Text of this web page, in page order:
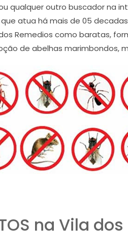
qualquer outro buscador na
atua há mais de 05
Remedios como baratas,
de abelhas marimbondos,
na Vila